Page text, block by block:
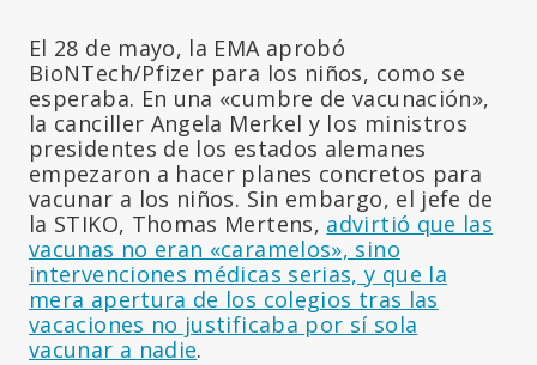
El 28 de mayo, la EMA aprobó
BioNTech/Pfizer para los niños, como se
esperaba. En una «cumbre de vacunación»,
la canciller Angela Merkel y los ministros
presidentes de los estados alemanes
empezaron a hacer planes concretos para
vacunar a los niños. Sin embargo, el jefe de
la STIKO, Thomas Mertens, advirtió que las
vacunas no eran «caramelos», sino
intervenciones médicas serias, y que la
mera apertura de los colegios tras las
vacaciones no justificaba por sí sola
vacunar a nadie.